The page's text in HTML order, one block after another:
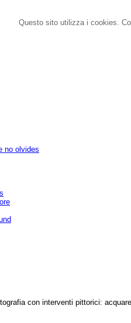
Questo sito utilizza i cookies.
no olvides
con interventi pittorici: